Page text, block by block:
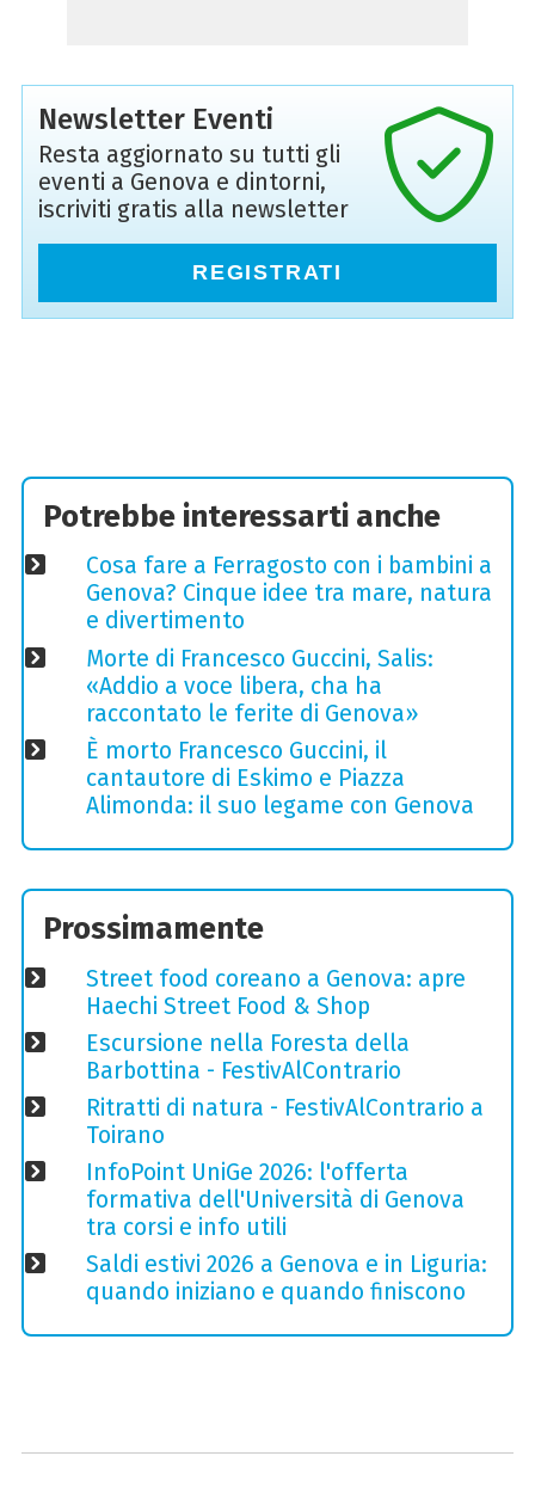
Newsletter Eventi
Resta aggiornato su tutti gli
eventi a Genova e dintorni,
iscriviti gratis alla newsletter
REGISTRATI
Potrebbe interessarti anche
Cosa fare a Ferragosto con i bambini a
Genova? Cinque idee tra mare, natura
e divertimento
Morte di Francesco Guccini, Salis:
«Addio a voce libera, cha ha
raccontato le ferite di Genova»
È morto Francesco Guccini, il
cantautore di Eskimo e Piazza
Alimonda: il suo legame con Genova
Prossimamente
Street food coreano a Genova: apre
Haechi Street Food & Shop
Escursione nella Foresta della
Barbottina - FestivAlContrario
Ritratti di natura - FestivAlContrario a
Toirano
InfoPoint UniGe 2026: l'offerta
formativa dell'Università di Genova
tra corsi e info utili
Saldi estivi 2026 a Genova e in Liguria:
quando iniziano e quando finiscono